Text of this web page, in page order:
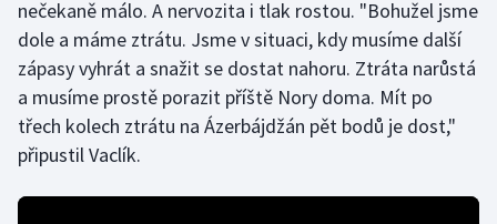
Moderní pětiboj
Motorsport
Olympijské hry
Parasport
nečekaně málo. A nervozita i tlak rostou. "Bohužel jsme
dole a máme ztrátu. Jsme v situaci, kdy musíme další
zápasy vyhrát a snažit se dostat nahoru. Ztráta narůstá
a musíme prostě porazit příště Nory doma. Mít po
třech kolech ztrátu na Ázerbájdžán pět bodů je dost,"
připustil Vaclík.